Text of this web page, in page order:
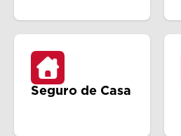
Seguro de Casa